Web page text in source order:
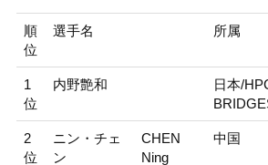
順
位
選手名 所属
1
位
内野艶和
日本/
2
位
ニン・チェ
ン
CHEN
Ning
中国